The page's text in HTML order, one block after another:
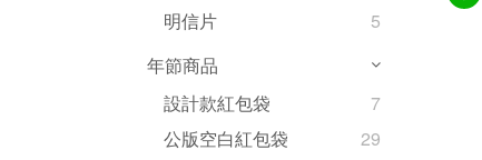
明信片
5
年節商品
設計款紅包袋
7
公版空白紅包袋
29